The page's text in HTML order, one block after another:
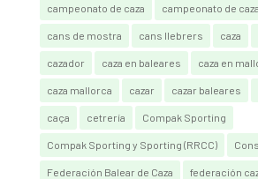
campeonato de caza campeonato de
cans de mostra cans llebrers caza
cazador caza en baleares caza en
caza mallorca cazar cazar baleares
caça cetrería Compak Sporting
Compak Sporting y Sporting (RRCC)
Federación Balear de Caza federación